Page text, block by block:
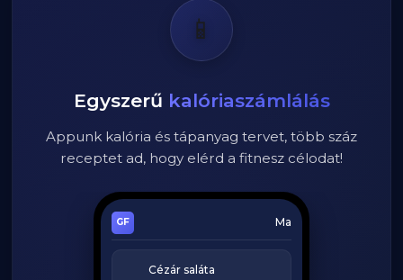
📱
Egyszerű kalóriaszámlálás
Appunk kalória és tápanyag tervet, több száz
receptet ad, hogy elérd a fitnesz célodat!
Ma
Cézár saláta